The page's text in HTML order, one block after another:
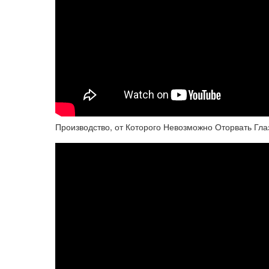
Производство, от Которого Невозможно Оторвать